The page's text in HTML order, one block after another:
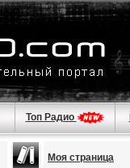
Топ Радио
Моя страница